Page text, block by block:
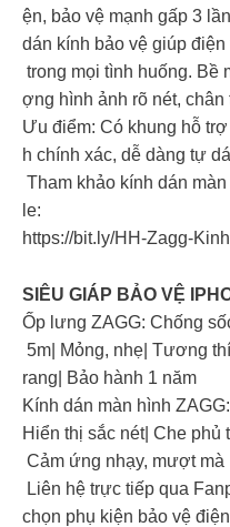
ện, bảo vệ mạnh gấp 3
dán kính bảo vệ giúp
trong mọi tình huống. Bề
ợng hình ảnh rõ nét, chân
Ưu điểm: Có khung hỗ
h chính xác, dễ dàng tự
Tham khảo kính dán
le:
https://bit.ly/HH-Zagg-
SIÊU GIÁP BẢO VỆ
Ốp lưng ZAGG: Chống
5m| Mỏng, nhẹ| Tương
rang| Bảo hành 1 năm
Kính dán màn hình
Hiển thị sắc nét| Che phủ
Cảm ứng nhạy, mượt mà
Liên hệ trực tiếp qua
chọn phụ kiện bảo vệ